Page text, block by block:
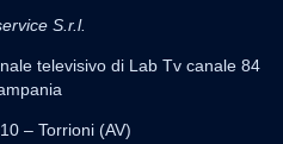
S.r.l.
televisivo di Lab Tv canale 84
– Torrioni (AV)